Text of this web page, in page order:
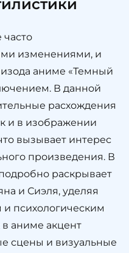
изменениями, и
аниме «Темный
В данной
расхождения
и в изображении
вызывает интерес
произведения. В
раскрывает
и Сиэля, уделяя
психологическим
в аниме акцент
сцены и визуальные